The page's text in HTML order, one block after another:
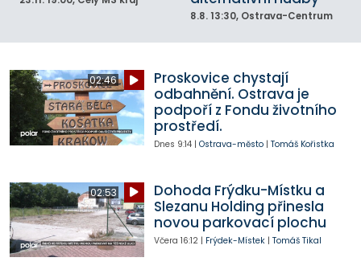
8.8. 13:30, Ostrava-Centrum
02:46
Proskovice chystají
odbahnění. Ostrava je
podpoří z Fondu životního
prostředí.
Dnes 9:14| Ostrava-město| Tomáš Kořistka
02:53
Dohoda Frýdku-Místku a
Slezanu Holding přinesla
novou parkovací plochu
Včera 16:12| Frýdek-Místek| Tomáš Tikal